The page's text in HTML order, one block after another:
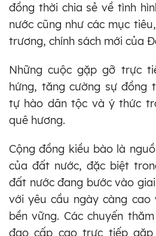
đồng thời chia sẻ về tình
nước cũng như các mục
trương, chính sách mới của
Những cuộc gặp gỡ trực
hứng, tăng cường sự đồng
tự hào dân tộc và ý thức
quê hương.
Cộng đồng kiều bào là
của đất nước, đặc biệt
đất nước đang bước vào
với yêu cầu ngày càng cao
bền vững. Các chuyến
đạo cấp cao trực tiếp